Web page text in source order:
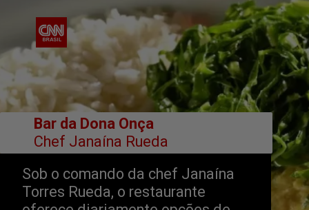
Sob o comando da chef Janaína
Torres Rueda, o restaurante
Bar da Dona Onça
Chef Janaína Rueda